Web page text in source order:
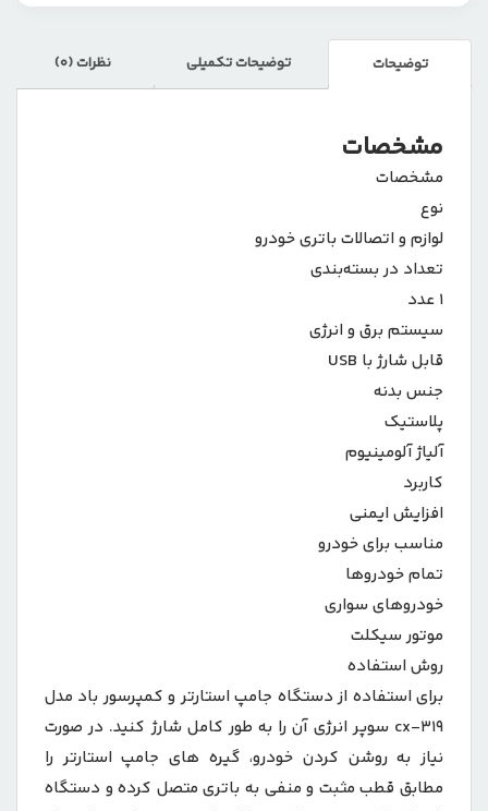
توضیحات توضیحات تکمیلی نظرات (0)
مشخصات
مشخصات
نوع
لوازم و اتصالات باتری خودرو
تعداد در بسته‌بندی
۱ عدد
سیستم برق و انرژی
قابل شارژ با USB
جنس بدنه
پلاستیک
آلیاژ آلومینیوم
کاربرد
افزایش ایمنی
مناسب برای خودرو
تمام خودروها
خودروهای سواری
موتور سیکلت
روش استفاده
برای استفاده از دستگاه جامپ استارتر و کمپرسور باد مدل
cx-۳۱۹ سوپر انرژی آن را به طور کامل شارژ کنید. در صورت
نیاز به روشن کردن خودرو، گیره های جامپ استارتر را
مطابق قطب مثبت و منفی به باتری متصل کرده و دستگاه